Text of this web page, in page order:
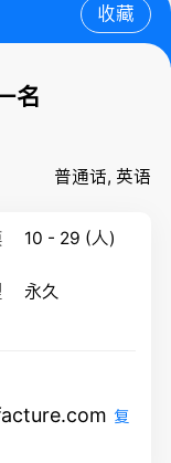
收藏
名
普通话, 英语
10 - 29 (人)
永久
复